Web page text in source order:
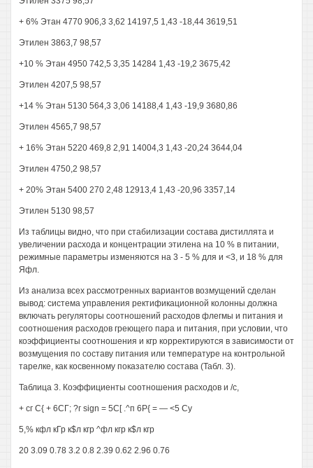
+ 6% Этан 4770 906,3 3,62 14197,5 1,43 -18,44 3619,51
Этилен 3863,7 98,57
+10 % Этан 4950 742,5 3,35 14284 1,43 -19,2 3675,42
Этилен 4207,5 98,57
+14 % Этан 5130 564,3 3,06 14188,4 1,43 -19,9 3680,86
Этилен 4565,7 98,57
+ 16% Этан 5220 469,8 2,91 14004,3 1,43 -20,24 3644,04
Этилен 4750,2 98,57
+ 20% Этан 5400 270 2,48 12913,4 1,43 -20,96 3357,14
Этилен 5130 98,57
Из таблицы видно, что при стабилизации состава дистиллята и
увеличении расхода и концентрации этилена на 10 % в питании,
режимные параметры изменяются на 3 - 5 % для и <3, и 18 % для
Яфл.
Из анализа всех рассмотренных вариантов возмущений сделан
вывод: система управления ректификационной колонны должна
включать регуляторы соотношений расходов флегмы и питания и
соотношения расходов греющего пара и питания, при условии, что
коэффициенты соотношения и кгр корректируются в зависимости от
возмущения по составу питания или температуре на контрольной
тарелке, как косвенному показателю состава (Табл. 3).
Таблица 3. Коэффициенты соотношения расходов и /с,
+ сг С{ + 6СГ; ?г sign = 5С[ .^п 6Р{ = — <5 Су
5,% кфл кГр к$л кгр ^фл кгр к$л кгр
20 3.09 0.78 3.2 0.8 2.39 0.62 2.96 0.76